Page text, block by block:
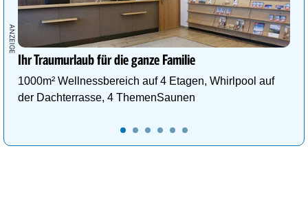
Ihr Traumurlaub für die ganze Familie
1000m² Wellnessbereich auf 4 Etagen, Whirlpool auf
der Dachterrasse, 4 ThemenSaunen